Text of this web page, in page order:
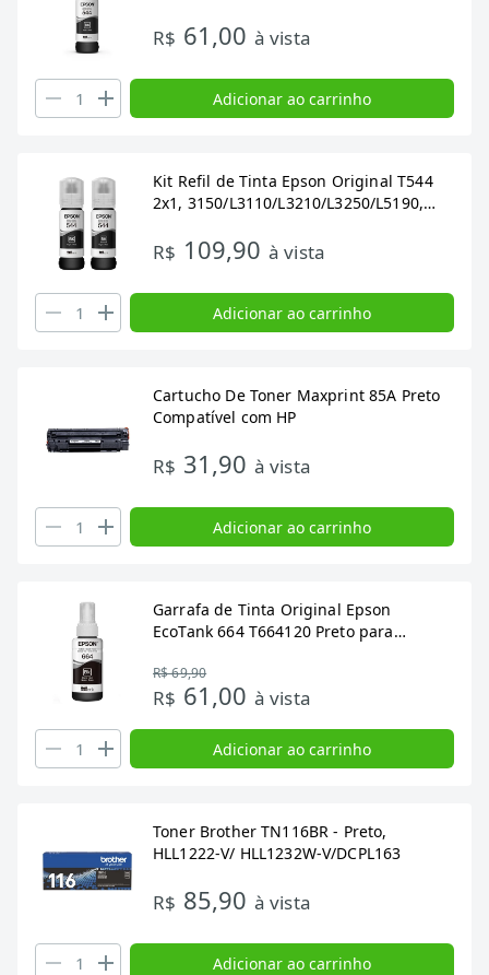
R$ 61,00 à vista
Adicionar ao carrinho
Kit Refil de Tinta Epson Original T544
2x1, 3150/L3110/L3210/L3250/L5190,
R$ 109,90 à vista
Adicionar ao carrinho
Cartucho De Toner Maxprint 85A Preto
Compatível com HP
R$ 31,90 à vista
Adicionar ao carrinho
Garrafa de Tinta Original Epson
EcoTank 664 T664120 Preto para
R$ 69,90
R$ 61,00 à vista
Adicionar ao carrinho
Toner Brother TN116BR - Preto,
HLL1222-V/ HLL1232W-V/DCPL163
R$ 85,90 à vista
Adicionar ao carrinho